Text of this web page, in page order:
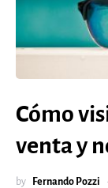
Cómo
venta y
by Fernando Pozzi